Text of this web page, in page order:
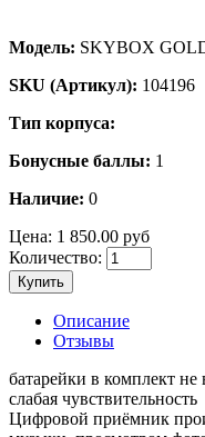
Модель: SKYBOX
SKU (Артикул): 104196
Тип корпуса:
Бонусные баллы: 1
Наличие: 0
Цена: 1 850.00 руб
Количество:
Купить
Описание
Отзывы
батарейки в комплект не
слабая чувствительность
Цифровой приёмник